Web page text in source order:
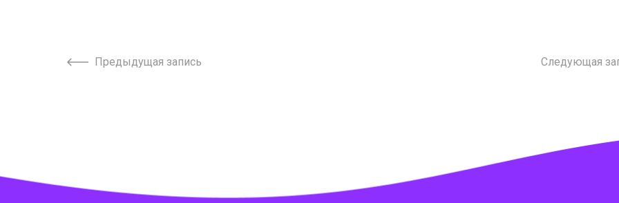
Предыдущая запись Следующая